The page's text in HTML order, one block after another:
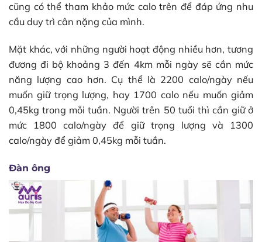
cũng có thể tham khảo mức calo trên để đáp ứng nhu
cầu duy trì cân nặng của mình.
Mặt khác, với những người hoạt động nhiều hơn, tương
đương đi bộ khoảng 3 đến 4km mỗi ngày sẽ cần mức
năng lượng cao hơn. Cụ thể là 2200 calo/ngày nếu
muốn giữ trọng lượng, hay 1700 calo nếu muốn giảm
0,45kg trong mỗi tuần. Người trên 50 tuổi thì cần giữ ở
mức 1800 calo/ngày để giữ trọng lượng và 1300
calo/ngày để giảm 0,45kg mỗi tuần.
Đàn ông